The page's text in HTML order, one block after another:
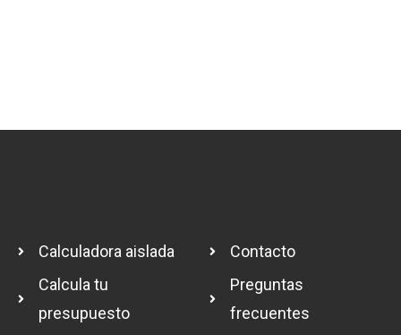
Calculadora aislada
Calcula tu
presupuesto
Contacto
Preguntas
frecuentes